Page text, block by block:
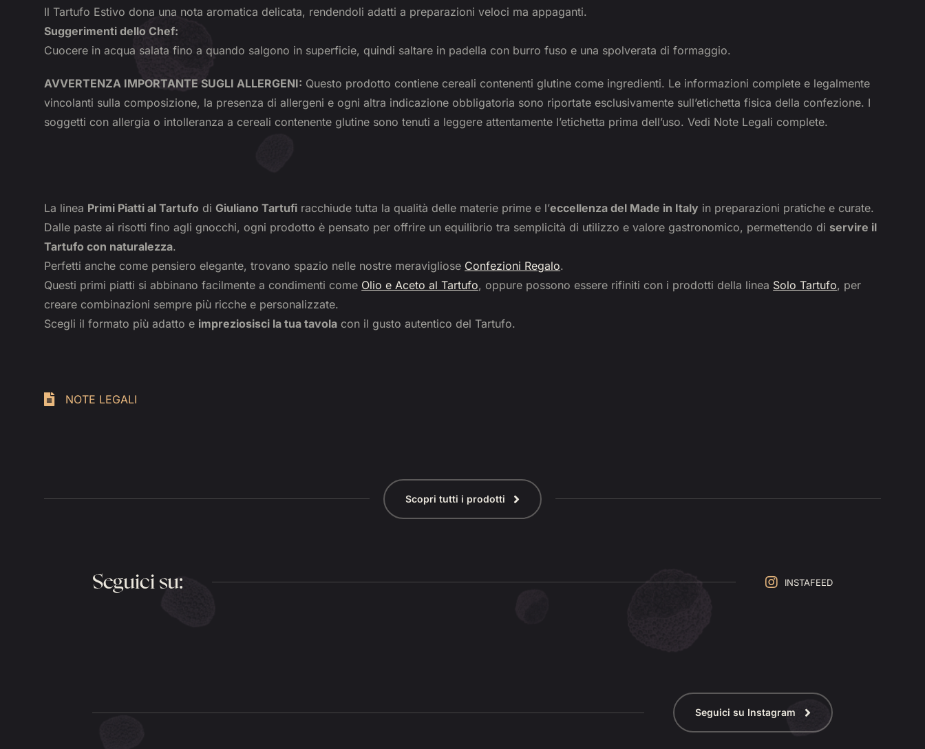
Il Tartufo Estivo dona una nota aromatica delicata, rendendoli adatti a preparazioni veloci ma appaganti.
Suggerimenti dello Chef:
Cuocere in acqua salata fino a quando salgono in superficie, quindi saltare in padella con burro fuso e una spolverata di formaggio.
AVVERTENZA IMPORTANTE SUGLI ALLERGENI: Questo prodotto contiene cereali contenenti glutine come ingredienti. Le informazioni complete e legalmente
vincolanti sulla composizione, la presenza di allergeni e ogni altra indicazione obbligatoria sono riportate esclusivamente sull’etichetta fisica della confezione. I
soggetti con allergia o intolleranza a cereali contenente glutine sono tenuti a leggere attentamente l’etichetta prima dell’uso. Vedi Note Legali complete.
La linea Primi Piatti al Tartufo diGiuliano Tartufi racchiude tutta la qualità delle materie prime e l’eccellenza del Made in Italy in preparazioni pratiche e curate.
Dalle paste ai risotti fino agli gnocchi, ogni prodotto è pensato per offrire un equilibrio tra semplicità di utilizzo e valore gastronomico, permettendo di servire il
Tartufo con naturalezza.
Perfetti anche come pensiero elegante, trovano spazio nelle nostre meravigliose Confezioni Regalo.
Questi primi piatti si abbinano facilmente a condimenti come Olio e Aceto al Tartufo, oppure possono essere rifiniti con i prodotti della linea Solo Tartufo, per
creare combinazioni sempre più ricche e personalizzate.
Scegli il formato più adatto e impreziosisci la tua tavola con il gusto autentico del Tartufo.
NOTE LEGALI
Scopri tutti i prodotti
Seguici su: INSTAFEED
Seguici su Instagram